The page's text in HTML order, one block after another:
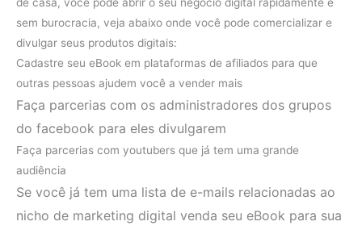
de casa, você pode abrir o seu negócio digital rapidamente e
sem burocracia, veja abaixo onde você pode comercializar e
divulgar seus produtos digitais:
Cadastre seu eBook em plataformas de afiliados para que
outras pessoas ajudem você a vender mais
Faça parcerias com os administradores dos grupos
do facebook para eles divulgarem
Faça parcerias com youtubers que já tem uma grande
audiência
Se você já tem uma lista de e-mails relacionadas ao
nicho de marketing digital venda seu eBook para sua